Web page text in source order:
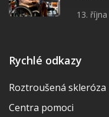
13.
Rychlé odkazy
Roztroušená skleróza
Centra pomoci